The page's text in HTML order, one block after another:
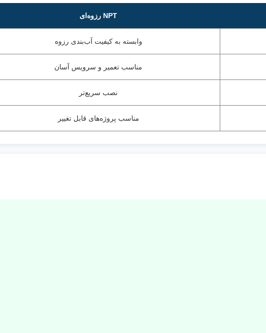
NPT رزوه‌ای
وابسته به کیفیت آب‌بندی رزوه
مناسب تعمیر و سرویس آسان
نصب سریع‌تر
مناسب پروژه‌های قابل تغییر